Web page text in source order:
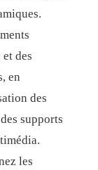
des
en
des
supports
les